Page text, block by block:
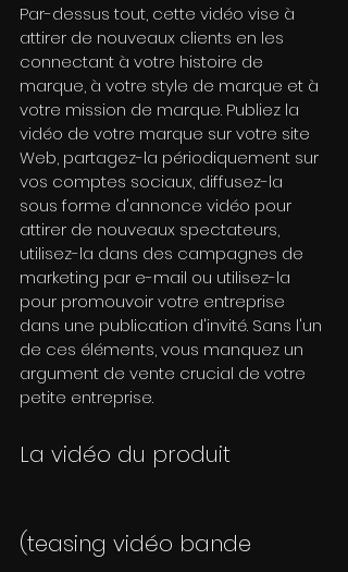
Par-dessus tout, cette vidéo vise à
attirer de nouveaux clients en les
connectant à votre histoire de
marque, à votre style de marque et à
votre mission de marque. Publiez la
vidéo de votre marque sur votre site
Web, partagez-la périodiquement sur
vos comptes sociaux, diffusez-la
sous forme d'annonce vidéo pour
attirer de nouveaux spectateurs,
utilisez-la dans des campagnes de
marketing par e-mail ou utilisez-la
pour promouvoir votre entreprise
dans une publication d'invité. Sans l'un
de ces éléments, vous manquez un
argument de vente crucial de votre
petite entreprise.
La vidéo du produit
(teasing vidéo bande